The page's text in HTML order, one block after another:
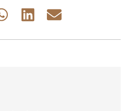
Share
Share
Share